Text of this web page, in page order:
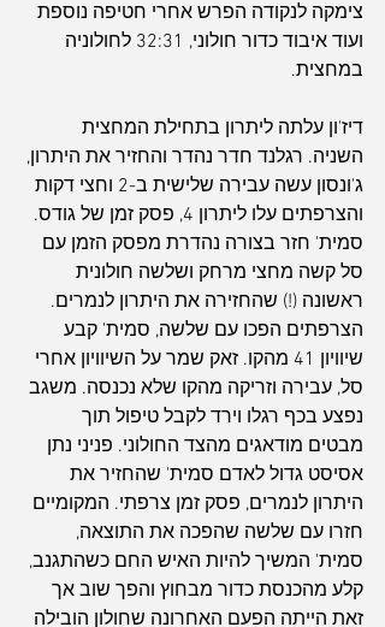
צימקה לנקודה הפרש אחרי חטיפה נוספת
ועוד איבוד כדור חולוני, 32:31 לחולוניה
במחצית.
דיז'ון עלתה ליתרון בתחילת המחצית
השניה. רגלנד חדר נהדר והחזיר את היתרון,
ג'ונסון עשה עבירה שלישית ב-2 וחצי דקות
והצרפתים עלו ליתרון 4, פסק זמן של גודס.
סמית' חזר בצורה נהדרת מפסק הזמן עם
סל קשה מחצי מרחק ושלשה חולונית
ראשונה (!) שהחזירה את היתרון לנמרים.
הצרפתים הפכו עם שלשה, סמית' קבע
שיוויון 41 מהקו. זאק שמר על השיוויון אחרי
סל, עבירה וזריקה מהקו שלא נכנסה. משגב
נפצע בכף רגלו וירד לקבל טיפול תוך
מבטים מודאגים מהצד החולוני. פניני נתן
אסיסט גדול לאדם סמית' שהחזיר את
היתרון לנמרים, פסק זמן צרפתי. המקומיים
חזרו עם שלשה שהפכה את התוצאה,
סמית' המשיך להיות האיש החם כשהתגנב,
קלע מהכנסת כדור מבחוץ והפך שוב אך
זאת הייתה הפעם האחרונה שחולון הובילה